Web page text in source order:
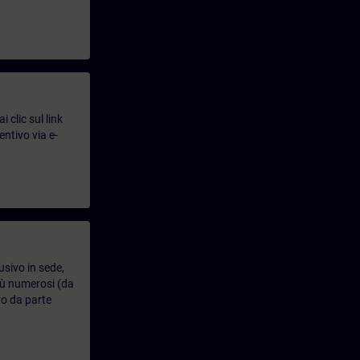
clic sul link
via e-
in sede,
numerosi (da
da parte